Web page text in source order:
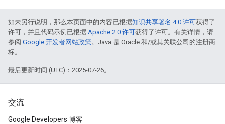
如未另行说明，那么本页面中的内容已根据知识共享署名 4.0 许可获得了
许可，并且代码示例已根据 Apache 2.0 许可获得了许可。有关详情，请
参阅 Google 开发者网站政策。Java 是 Oracle 和/或其关联公司的注册商
标。
最后更新时间 (UTC)：2025-07-26。
交流
Google Developers 博客